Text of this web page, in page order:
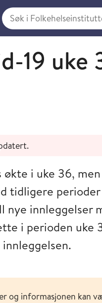
Søk i Folkehelseinstituttet
19 uke
økte i uke 36,
tidligere
innleggelser
i perioden
og informasjonen kan